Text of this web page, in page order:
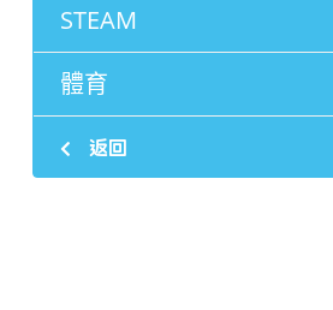
STEAM
體育
返回